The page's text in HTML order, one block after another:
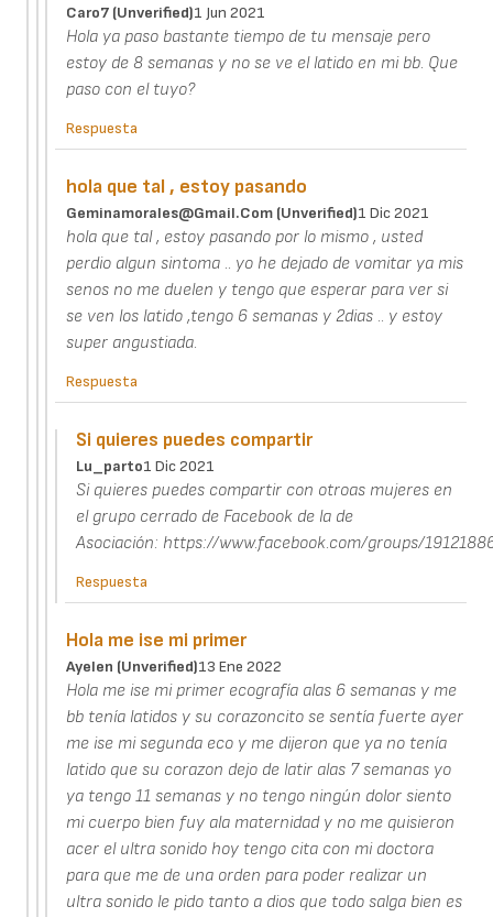
Caro7 (unverified)1 Jun 2021
Hola ya paso bastante tiempo de tu mensaje pero
estoy de 8 semanas y no se ve el latido en mi bb. Que
paso con el tuyo?
Respuesta
hola que tal , estoy pasando
Geminamorales@gmail.com (unverified)1 Dic 2021
hola que tal , estoy pasando por lo mismo , usted
perdio algun sintoma .. yo he dejado de vomitar ya mis
senos no me duelen y tengo que esperar para ver si
se ven los latido ,tengo 6 semanas y 2dias .. y estoy
super angustiada.
Respuesta
Si quieres puedes compartir
Lu_parto1 Dic 2021
Si quieres puedes compartir con otroas mujeres en
el grupo cerrado de Facebook de la de
Asociación: https://www.facebook.com/groups/
Respuesta
Hola me ise mi primer
Ayelen (unverified)13 Ene 2022
Hola me ise mi primer ecografía alas 6 semanas y me
bb tenía latidos y su corazoncito se sentía fuerte ayer
me ise mi segunda eco y me dijeron que ya no tenía
latido que su corazon dejo de latir alas 7 semanas yo
ya tengo 11 semanas y no tengo ningún dolor siento
mi cuerpo bien fuy ala maternidad y no me quisieron
acer el ultra sonido hoy tengo cita con mi doctora
para que me de una orden para poder realizar un
ultra sonido le pido tanto a dios que todo salga bien es